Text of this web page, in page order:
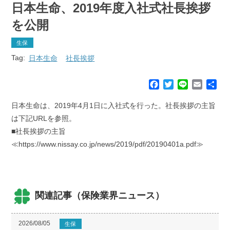
日本生命、2019年度入社式社長挨拶
を公開
生保
Tag: 日本生命 社長挨拶
o
T
i
r
n
E
a
日本生命は、2019年4月1日に入社式を行った。社長挨拶の主旨
は下記URLを参照。
■社長挨拶の主旨
≪https://www.nissay.co.jp/news/2019/pdf/20190401a.pdf≫
関連記事（保険業界ニュース）
2026/08/05 生保